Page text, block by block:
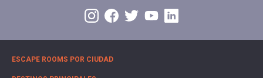
ESCAPE ROOMS POR CIUDAD